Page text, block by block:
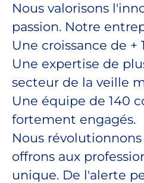
Nous valorisons
passion. Notre
Une croissance de +
Une expertise de
secteur de la veille
Une équipe de 140
fortement engagés.
Nous
offrons aux
unique. De l'alerte